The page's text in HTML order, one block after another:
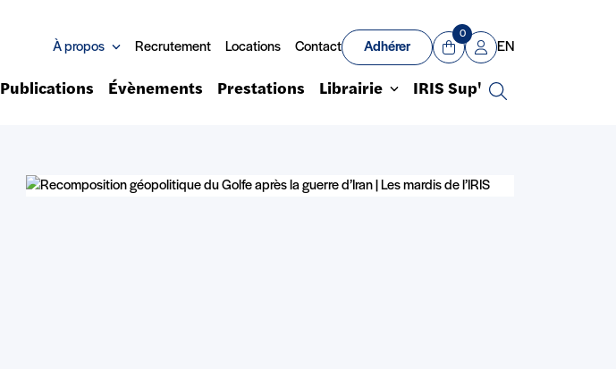
À propos Recrutement Locations Contact Adhérer
Panier
0
Mon compte
EN
Publications Évènements Prestations Librairie IRIS Sup'
Recherche